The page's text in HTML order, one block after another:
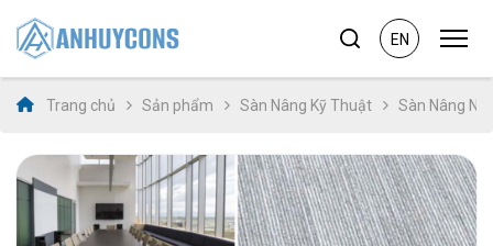
EN
Trang chủ Sản phẩm Sàn Nâng Kỹ Thuật Sàn Nâng